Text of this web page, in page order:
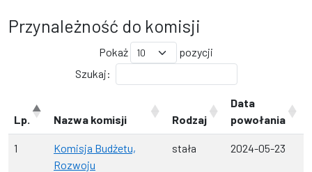
Przynależność do komisji
Pokaż
pozycji
Szukaj:
Lp. Nazwa komisji Rodzaj
Data
powołania
1
Komisja Budżetu,
Rozwoju
stała 2024-05-23